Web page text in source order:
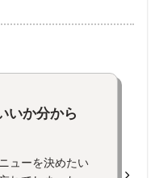
いか分から
ューを決めたい